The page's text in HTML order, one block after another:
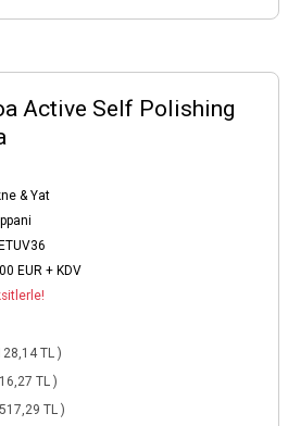
Active Self Polishing
& Yat
EUR + KDV
TL )
TL )
TL )